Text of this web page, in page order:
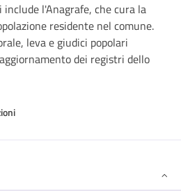
l'Anagrafe, che cura la
residente nel comune.
leva e giudici popolari
dei registri dello